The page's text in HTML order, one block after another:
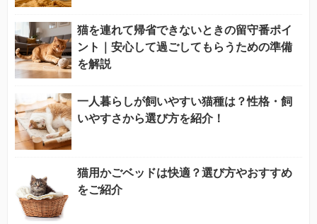
猫を連れて帰省できないときの留守番ポイ
ント｜安心して過ごしてもらうための準備
を解説
一人暮らしが飼いやすい猫種は？性格・飼
いやすさから選び方を紹介！
猫用かごベッドは快適？選び方やおすすめ
をご紹介